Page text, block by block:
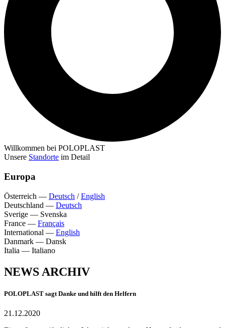
Willkommen bei POLOPLAST
Unsere Standorte im Detail
Europa
Österreich — Deutsch /English
Deutschland — Deutsch
Sverige — Svenska
France — Français
International — English
Danmark — Dansk
Italia — Italiano
NEWS ARCHIV
POLOPLAST sagt Danke und hilft den Helfern
21.12.2020